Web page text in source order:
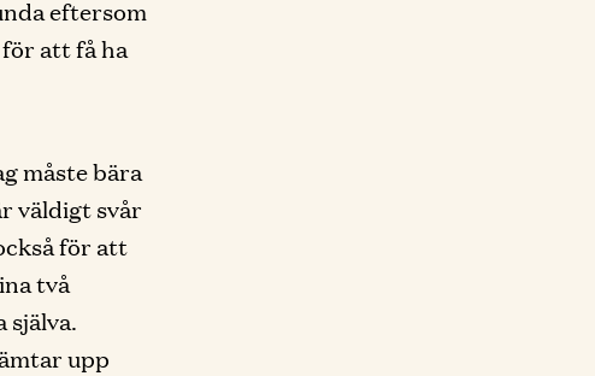
eftersom
att få ha
måste bära
väldigt svår
för att
två
själva.
upp